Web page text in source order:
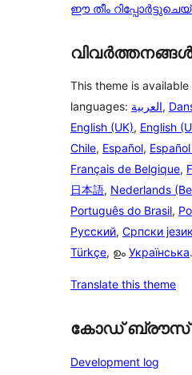
ഈ തീം
വിവർത്തനങ്ങൾ
This theme is
languages: العربية,
English (UK), English
Chile, Español,
Français de Belgique,
日本語, Nederlands
Português do Brasil,
Русский, Српски језик
Türkçe, ഉം Українська.
Translate this theme
കോഡ് ബ്രൗസ്
Development log